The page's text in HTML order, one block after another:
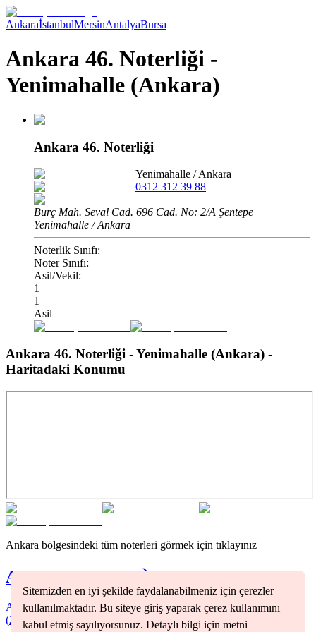
Sitemizden en iyi şekilde faydalanabilmeniz için çerezler
kullanılmaktadır. Bu siteye giriş yaparak çerez kullanımını
kabul etmiş sayılıyorsunuz. Detaylı bilgi için metni
AnkaraİstanbulMersinAntalyaBursa
Ankara 46. Noterliği -
Yenimahalle (Ankara)
Ankara 46. Noterliği
Yenimahalle /Ankara
0312 312 39 88
Burç Mah. Seval Cad. 696 Cad. No: 2/A Şentepe
Yenimahalle / Ankara
Noterlik Sınıfı:
Noter Sınıfı:
Asil/Vekil:
1
1
Asil
Ankara 46. Noterliği - Yenimahalle (Ankara) -
Haritadaki Konumu
Ankara bölgesindeki tüm noterleri görmek için tıklayınız
AnkaraNoterleri
Akyurt(2)Altındağ( 1)Çankaya(2)Keçiören (1)Sincan
(2 Yenimahalle